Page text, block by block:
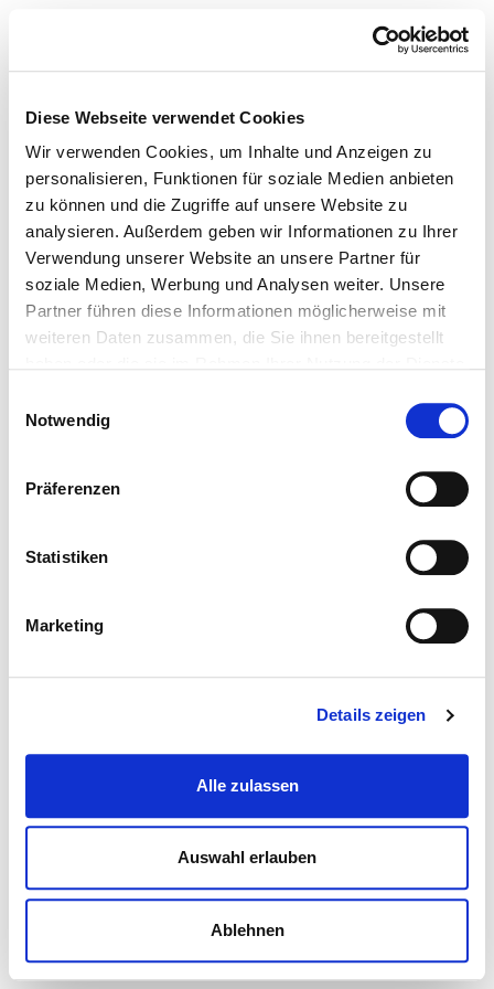
Diese Webseite verwendet Cookies
Wir verwenden Cookies, um Inhalte und Anzeigen zu
personalisieren, Funktionen für soziale Medien anbieten
zu können und die Zugriffe auf unsere Website zu
analysieren. Außerdem geben wir Informationen zu Ihrer
Verwendung unserer Website an unsere Partner für
soziale Medien, Werbung und Analysen weiter. Unsere
Partner führen diese Informationen möglicherweise mit
weiteren Daten zusammen, die Sie ihnen bereitgestellt
Notwendig
Präferenzen
Statistiken
Marketing
Details zeigen
Alle zulassen
Auswahl erlauben
Ablehnen